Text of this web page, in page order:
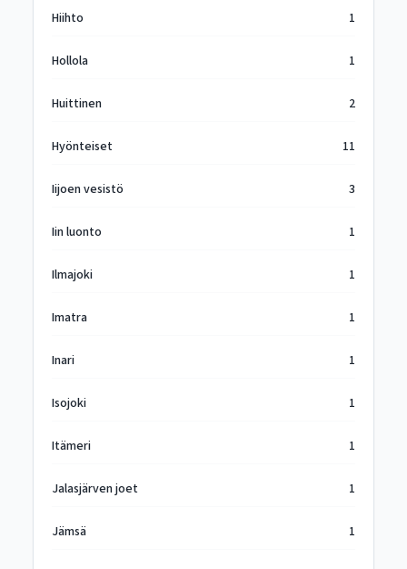
Hiihto 1
Hollola 1
Huittinen 2
Hyönteiset 11
Iijoen vesistö 3
Iin luonto 1
Ilmajoki 1
Imatra 1
Inari 1
Isojoki 1
Itämeri 1
Jalasjärven joet 1
Jämsä 1